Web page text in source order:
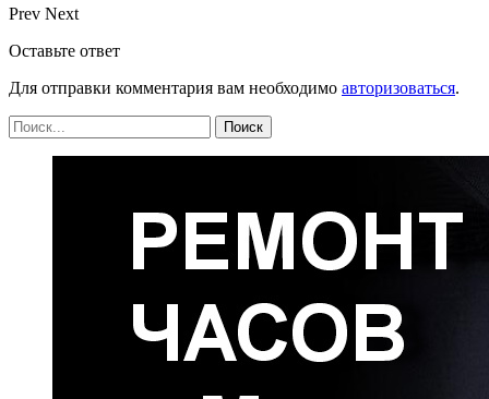
Prev Next
Оставьте ответ
Для отправки комментария вам необходимо авторизоваться.